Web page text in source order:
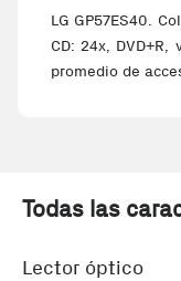
LG GP57ES40.
CD: 24x,
promedio de
Todas las
Lector óptico